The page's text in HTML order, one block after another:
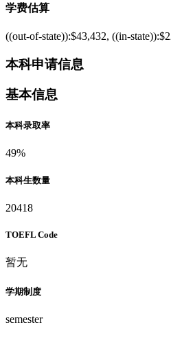
学费估算
((out-of-state)):$43,432, ((in-
本科申请信息
基本信息
本科录取率
49%
本科生数量
20418
TOEFL Code
暂无
学期制度
semester